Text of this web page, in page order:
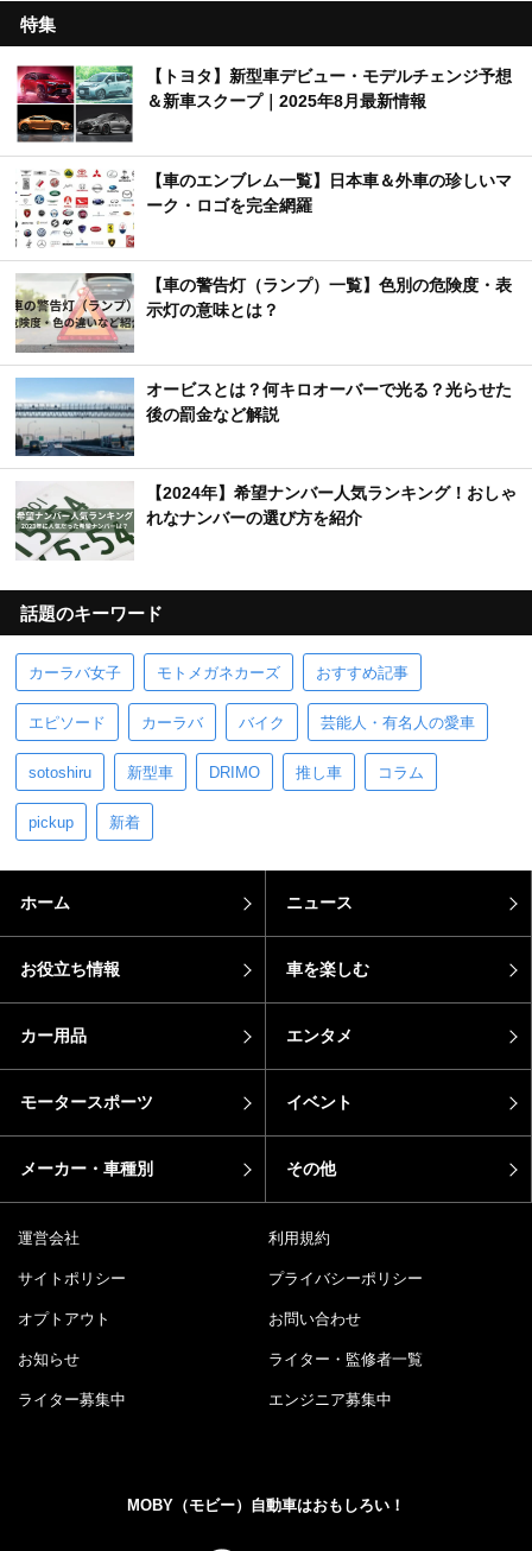
特集
【トヨタ】新型車デビュー・モデルチェンジ予想
＆新車スクープ｜2025年8月最新情報
【車のエンブレム一覧】日本車＆外車の珍しいマ
ーク・ロゴを完全網羅
【車の警告灯（ランプ）一覧】色別の危険度・表
示灯の意味とは？
オービスとは？何キロオーバーで光る？光らせた
後の罰金など解説
【2024年】希望ナンバー人気ランキング！おしゃ
れなナンバーの選び方を紹介
話題のキーワード
カーラバ女子 モトメガネカーズ おすすめ記事
エピソード カーラバ バイク 芸能人・有名人の愛車
sotoshiru 新型車 DRIMO 推し車 コラム
pickup 新着
ホーム ニュース
お役立ち情報 車を楽しむ
カー用品 エンタメ
モータースポーツ イベント
メーカー・車種別 その他
運営会社 利用規約
サイトポリシー プライバシーポリシー
オプトアウト お問い合わせ
お知らせ ライター・監修者一覧
ライター募集中 エンジニア募集中
MOBY（モビー）自動車はおもしろい！